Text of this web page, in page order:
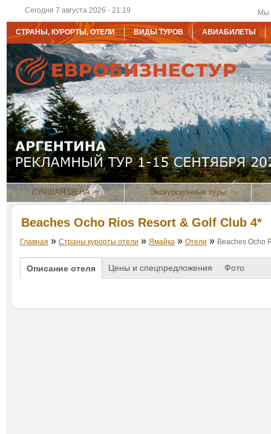
Сегодня 7 августа 2026 - 21:19 Мы
СТРАНЫ, КУРОРТЫ, ОТЕЛИ ВИДЫ ТУРОВ АВИАБИЛЕТЫ
ЛУЧШАЯ ЦЕНА Экскурсионные туры
Beaches Ocho Rios Resort & Golf Club 4*
Главная » Страны курорты отели » Ямайка » Отели » Beaches Ocho
Описание отеля Цены и спецпредложения Фото